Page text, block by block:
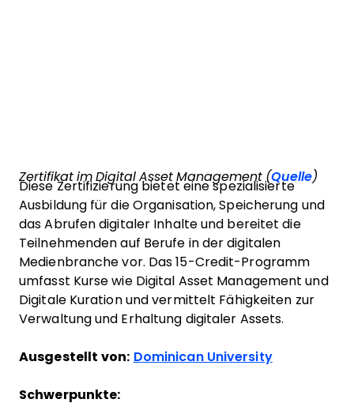
Zertifikat im Digital Asset Management (Quelle)
Diese Zertifizierung bietet eine spezialisierte
Ausbildung für die Organisation, Speicherung und
das Abrufen digitaler Inhalte und bereitet die
Teilnehmenden auf Berufe in der digitalen
Medienbranche vor. Das 15-Credit-Programm
umfasst Kurse wie Digital Asset Management und
Digitale Kuration und vermittelt Fähigkeiten zur
Verwaltung und Erhaltung digitaler Assets.
Ausgestellt von: Dominican University
Schwerpunkte: